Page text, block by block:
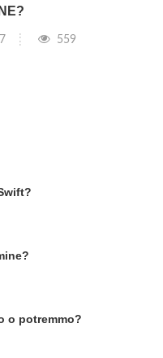
559
o potremmo?